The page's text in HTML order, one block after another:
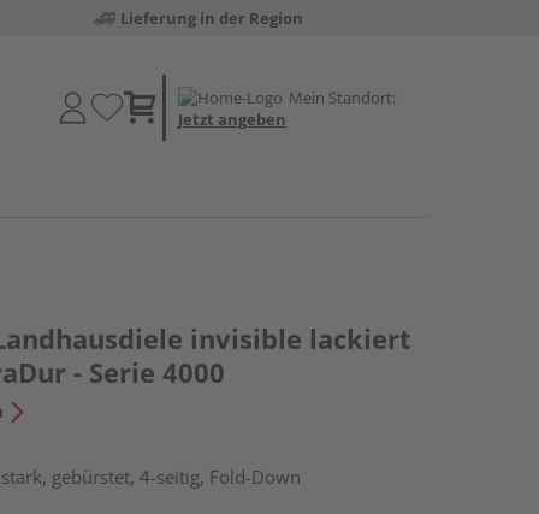
Lieferung in der Region
Mein Standort:
Jetzt angeben
invisible lackiert
- Serie 4000
gebürstet, 4-seitig, Fold-Down